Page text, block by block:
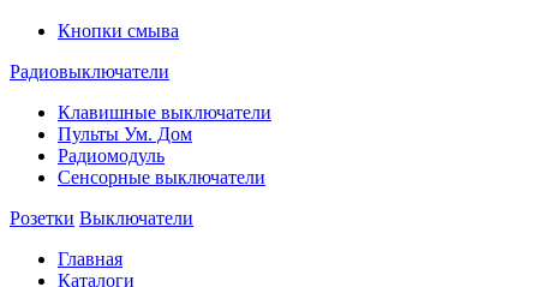
Кнопки смыва
Радиовыключатели
Клавишные выключатели
Пульты Ум. Дом
Радиомодуль
Сенсорные выключатели
Розетки Выключатели
Главная
Каталоги